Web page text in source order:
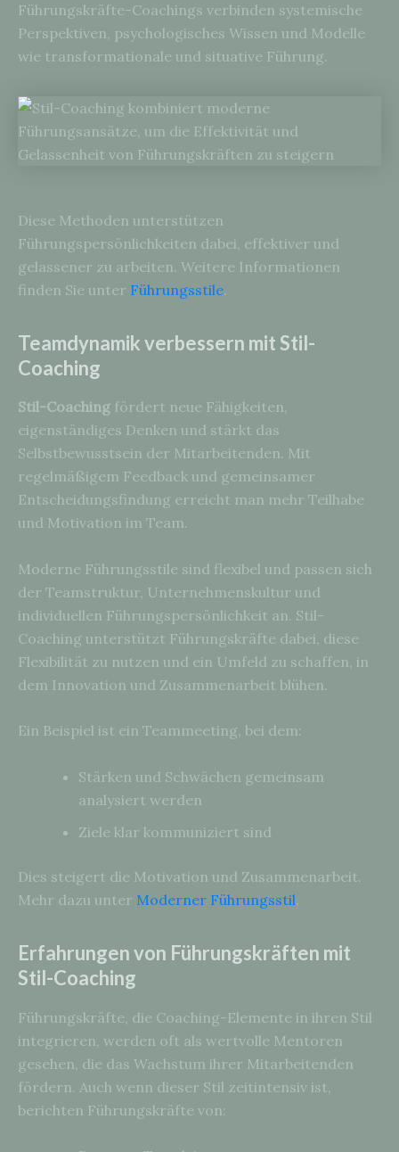
Führungskräfte-Coachings verbinden systemische
Perspektiven, psychologisches Wissen und Modelle
wie transformationale und situative Führung.
Diese Methoden unterstützen
Führungspersönlichkeiten dabei, effektiver und
gelassener zu arbeiten. Weitere Informationen
finden Sie unter Führungsstile.
Teamdynamik verbessern mit Stil-
Coaching
Stil-Coaching fördert neue Fähigkeiten,
eigenständiges Denken und stärkt das
Selbstbewusstsein der Mitarbeitenden. Mit
regelmäßigem Feedback und gemeinsamer
Entscheidungsfindung erreicht man mehr Teilhabe
und Motivation im Team.
Moderne Führungsstile sind flexibel und passen sich
der Teamstruktur, Unternehmenskultur und
individuellen Führungspersönlichkeit an. Stil-
Coaching unterstützt Führungskräfte dabei, diese
Flexibilität zu nutzen und ein Umfeld zu schaffen, in
dem Innovation und Zusammenarbeit blühen.
Ein Beispiel ist ein Teammeeting, bei dem:
Stärken und Schwächen gemeinsam
analysiert werden
Ziele klar kommuniziert sind
Dies steigert die Motivation und Zusammenarbeit.
Mehr dazu unter Moderner Führungsstil.
Erfahrungen von Führungskräften mit
Stil-Coaching
Führungskräfte, die Coaching-Elemente in ihren Stil
integrieren, werden oft als wertvolle Mentoren
gesehen, die das Wachstum ihrer Mitarbeitenden
fördern. Auch wenn dieser Stil zeitintensiv ist,
berichten Führungskräfte von: